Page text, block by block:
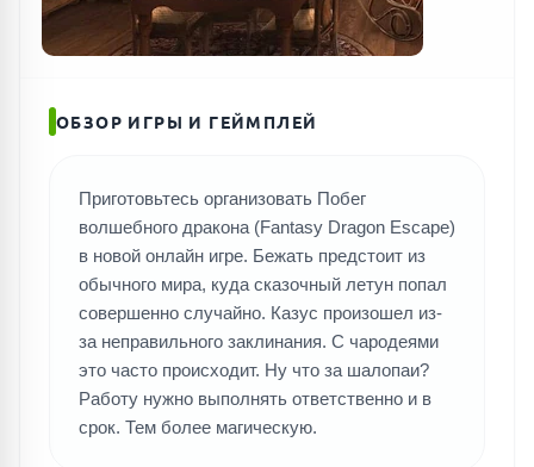
ОБЗОР ИГРЫ И ГЕЙМПЛЕЙ
Приготовьтесь организовать Побег
волшебного дракона (Fantasy Dragon Escape)
в новой онлайн игре. Бежать предстоит из
обычного мира, куда сказочный летун попал
совершенно случайно. Казус произошел из-
за неправильного заклинания. С чародеями
это часто происходит. Ну что за шалопаи?
Работу нужно выполнять ответственно и в
срок. Тем более магическую.